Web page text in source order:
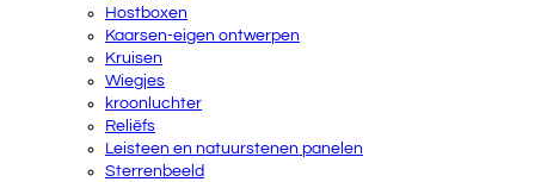
Hostboxen
Kaarsen-eigen ontwerpen
Kruisen
Wiegjes
kroonluchter
Reliëfs
Leisteen en natuurstenen panelen
Sterrenbeeld